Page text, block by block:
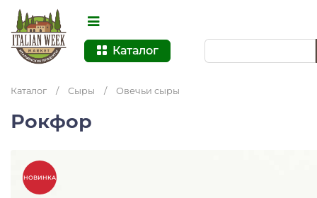
Каталог
Каталог / Сыры / Овечьи сыры
Рокфор
НОВИНКА